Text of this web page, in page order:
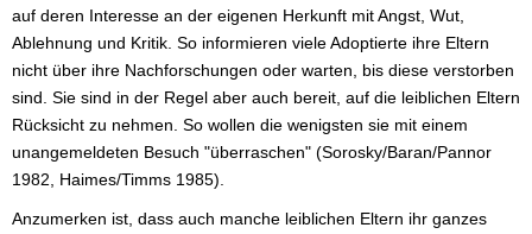
auf deren Interesse an der eigenen Herkunft mit Angst, Wut,
Ablehnung und Kritik. So informieren viele Adoptierte ihre Eltern
nicht über ihre Nachforschungen oder warten, bis diese verstorben
sind. Sie sind in der Regel aber auch bereit, auf die leiblichen Eltern
Rücksicht zu nehmen. So wollen die wenigsten sie mit einem
unangemeldeten Besuch "überraschen" (Sorosky/Baran/Pannor
1982, Haimes/Timms 1985).
Anzumerken ist, dass auch manche leiblichen Eltern ihr ganzes